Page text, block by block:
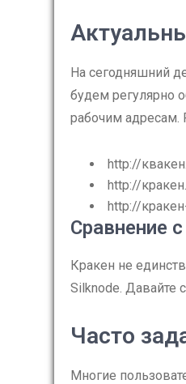
На сегодняшний
будем регулярно
рабочим адресам.
http://
http://
http://
Сравнение
Кракен не
Silknode. Давайте
Часто
Многие